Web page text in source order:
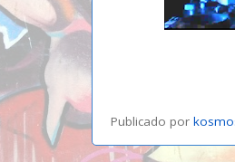
Publicado por